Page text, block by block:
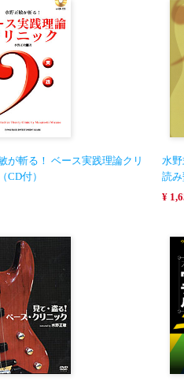
が斬る！ ベース実践理論クリ
CD付）
水
読
¥